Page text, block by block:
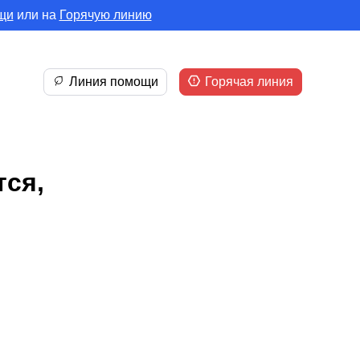
или на Горячую линию
Линия помощи Горячая линия